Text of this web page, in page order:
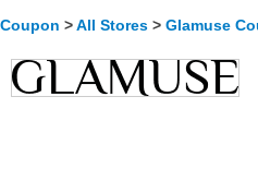
Coupon > All Stores > Glamuse